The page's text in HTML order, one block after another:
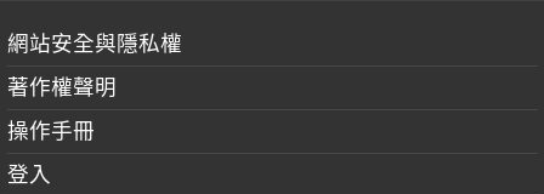
網站安全與隱私權
著作權聲明
操作手冊
登入